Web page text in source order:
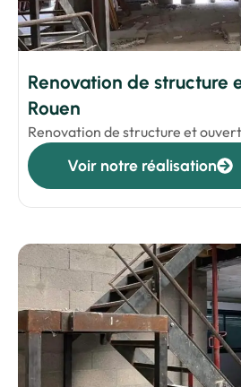
Renovation de structure
Rouen
Renovation de structure et
Voir notre réalisation